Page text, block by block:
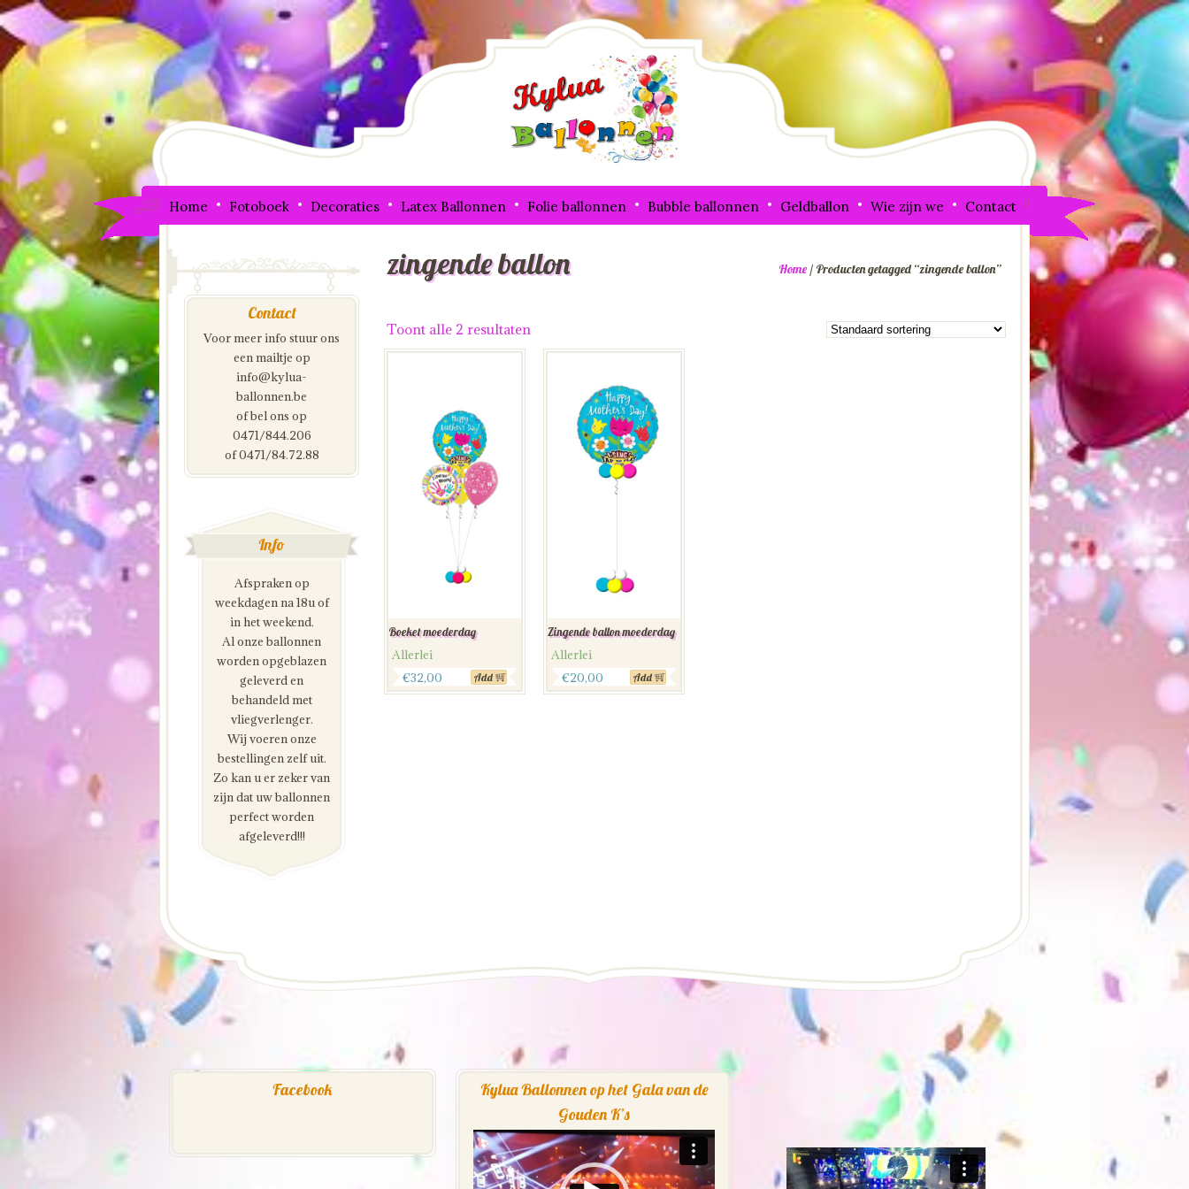
Home Fotoboek Decoraties Latex Ballonnen Folie ballonnen Bubble ballonnen Geldballon Wie zijn we Contact
Home / Producten getagged “zingende ballon”
zingende ballon
Toont alle 2 resultaten
Boeket moederdag
Allerlei
€32,00 Add
Zingende ballon moederdag
Allerlei
€20,00 Add
Contact
Voor meer info stuur ons
een mailtje op
info@kylua-
ballonnen.be
of bel ons op
0471/844.206
of 0471/84.72.88
Info
Afspraken op
weekdagen na 18u of
in het weekend.
Al onze ballonnen
worden opgeblazen
geleverd en
behandeld met
vliegverlenger.
Wij voeren onze
bestellingen zelf uit.
Zo kan u er zeker van
zijn dat uw ballonnen
perfect worden
afgeleverd!!!
Facebook
Kylua Ballonnen op het Gala van de
Gouden K’s
Videospeler